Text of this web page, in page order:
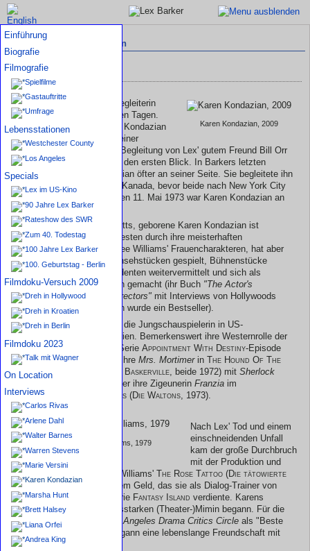
Einführung
Biografie
Filmografie
Spielfilme
Gastauftritte
Umfrage
Lebensstationen
Westchester County
Los Angeles
Specials
Lex im US-Kino
90 Jahre Lex Barker
Rateshow des SWR
Zum 40. Todestag
100 Jahre Lex Barker
100. Geburtstag - Berlin
Filmdoku-Versuch 2009
Dreh in Hollywood
Dreh in Kroatien
Dreh in Berlin
Filmdoku 2023
Talk mit Wagner
On Location
Interviews
Carlos Rivas
Arlene Dahl
Walter Barnes
Warren Stevens
Marie Versini
Karen Kondazian
Marsha Hunt
Brett Halsey
Liana Orfei
Andrea King
Interviews mit Weggefährten
Karen Kondazian
Karen Kondazian, 2009
Sie war die Freundin und Begleiterin
Lex Barkers in seinen letzten Tagen.
Kennen gelernt hatte Karen Kondazian
Barker im Winter 1972 auf einer
Hollywood-Party, die sie in Begleitung von Lex' gutem Freund Bill Orr
besuchte. Es war Liebe auf den ersten Blick. In Barkers letzten
Monaten war Karen Kondazian öfter an seiner Seite. Sie begleitete ihn
Ende April 1973 auch nach Kanada, bevor beide nach New York City
fuhren. Am schicksalsreichen 11. Mai 1973 war Karen Kondazian an
Lex Barkers Seite.
Die in Boston, Massachusetts, geborene Karen Kondazian ist
wahrscheinlich am bekanntesten durch ihre meisterhaften
Darstellungen von Tennessee Williams' Frauencharakteren, hat aber
auch in Kinofilmen und Fernsehstücken gespielt, Bühnenstücke
produziert, ihre Künste Studenten weitervermittelt und sich als
Schriftstellerin einen Namen gemacht (ihr Buch "The Actor's
Encyclopedia of Casting Directors" mit Interviews von Hollywoods
besten Casting-Regisseuren wurde ein Bestseller).
Zu Lex Barkers Zeit agierte die Jungschauspielerin in US-
amerikanischen Fernsehserien. Bemerkenswert ihre Westernrolle der
Katie Elder Holliday
in der Serie Appointment With Destiny-Episode
'Showdown at O.K. Corral', ihre Mrs. Mortimerin The Hound Of The
Baskervilles (Der Hund von Baskerville , beide 1972) mit Sherlock
Stewart Granger oder ihre Zigeunerin Franzia im
Serienklassiker
The Waltons (Die Waltons , 1973).
Karen mit Tennessee Williams, 1979
Nach Lex' Tod und einem
einschneidenden Unfall
kam der große Durchbruch
mit der Produktion und
Hauptrolle von Tennessee Williams' The Rose Tattoo (Die tätowierte
Rose), produziert mit eigenem Geld, das sie als Dialog-Trainer von
Hervé Villechaize in der Serie Fantasy Island verdiente. Karens
Aufstieg zu einer ausdrucksstarken (Theater-)Mimin begann. Für die
Rolle zeichnete sie der
Los Angeles Drama Critics Circle als "Beste
Schauspielerin" aus. Es begann eine lebenslange Freundschaft mit
Tennessee Williams.